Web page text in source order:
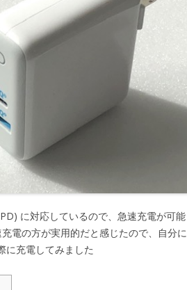
に対応しているので、急速充電が可能
電の方が実用的だと感じたので、自分に
に充電してみました